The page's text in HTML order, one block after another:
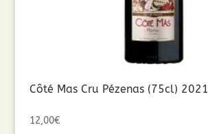
Côté Mas Cru Pézenas (75cl) 2021
12,00€